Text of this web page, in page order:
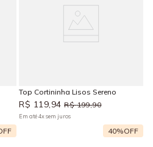
Top Cortininha Lisos Sereno
R$ 119,94 R$ 199,90
Em até4xsem juros
40%OFF